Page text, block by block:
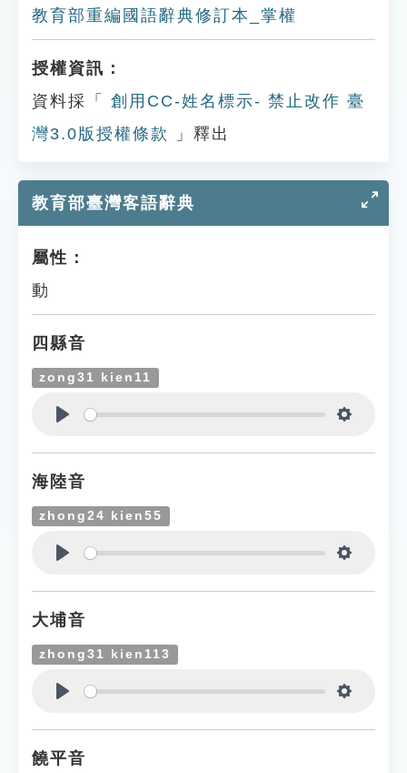
教育部重編國語辭典修訂本_掌權
授權資訊：
資料採「
創用CC-姓名標示- 禁止改作 臺
灣3.0版授權條款
」釋出
教育部臺灣客語辭典
屬性：
動
四縣音
zong31 kien11
海陸音
zhong24 kien55
大埔音
zhong31 kien113
饒平音